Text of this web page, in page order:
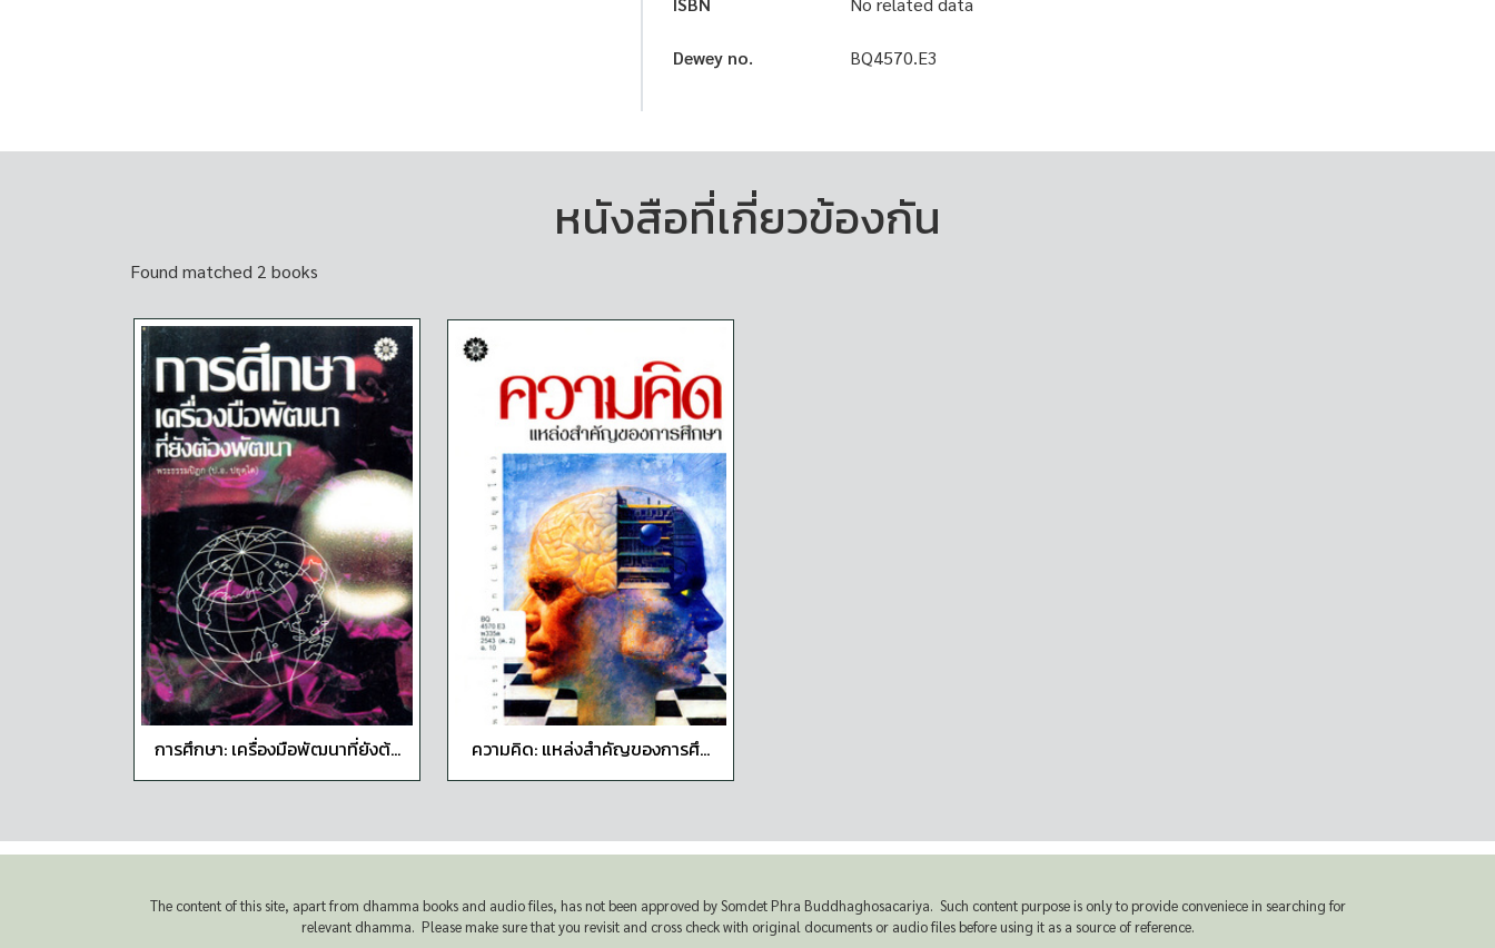
Dewey no. BQ4570.E3
หนังสือที่เกี่ยวข้องกัน
Found matched 2 books
การศึกษา: เครื่องมือพัฒนาที่ยังต้... ความคิด: แหล่งสำคัญของการศึ...
The content of this site, apart from dhamma books and audio files, has not been approved by Somdet Phra Buddhaghosacariya. Such content purpose is only to provide conveniece in searching for
relevant dhamma. Please make sure that you revisit and cross check with original documents or audio files before using it as a source of reference.